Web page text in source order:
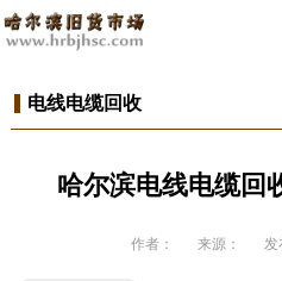
电线电缆回收
哈尔滨电线电缆回
作者： 来源： 发